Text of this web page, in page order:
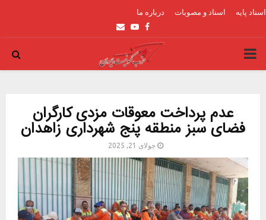
اسناد پایه اسناد و مصوبات درباره ما
Facebook
Youtube
Email
PRIMARY
عدم پرداخت معوقات مزدی کارگران
فضای سبز منطقه پنج شهرداری زاهدان
جولای 21, 2025